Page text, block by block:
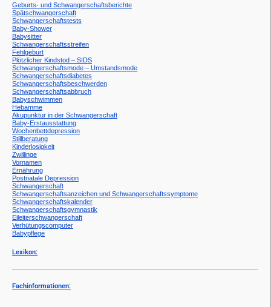
Geburts- und Schwangerschaftsberichte
Spätschwangerschaft
Schwangerschaftstests
Baby-Shower
Babysitter
Schwangerschaftsstreifen
Fehlgeburt
Plötzlicher Kindstod – SIDS
Schwangerschaftsmode – Umstandsmode
Schwangerschaftsdiabetes
Schwangerschaftsbeschwerden
Schwangerschaftsabbruch
Babyschwimmen
Hebamme
Akupunktur in der Schwangerschaft
Baby-Erstausstattung
Wochenbettdepression
Stillberatung
Kinderlosigkeit
Zwillinge
Vornamen
Ernährung
Postnatale Depression
Schwangerschaft
Schwangerschaftsanzeichen und Schwangerschaftssymptome
Schwangerschaftskalender
Schwangerschaftsgymnastik
Eileiterschwangerschaft
Verhütungscomputer
Babypflege
Lexikon:
Fachinformationen: